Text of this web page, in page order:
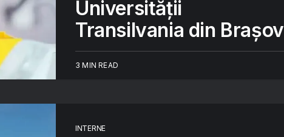
Universității
Transilvania din Brașov
3 MIN READ
INTERNE